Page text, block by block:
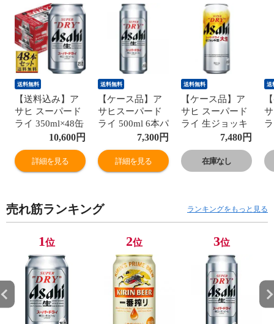
送料無料
【送料込み】ア
サヒ スーパード
ライ 350ml×48缶
10,600円
詳細を見る
送料無料
【ケース品】ア
サヒスーパード
ライ 500ml 6本パ
7,300円
詳細を見る
送料無料
【ケース品】ア
サヒ スーパード
ライ 生ジョッキ
缶大生 485ml 24
本入り
7,480円
在庫なし
送
り
売れ筋ランキング ランキングをもっと見る
1位 2位 3位